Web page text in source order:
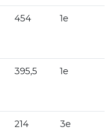
454 1e
395,5 1e
214 3e